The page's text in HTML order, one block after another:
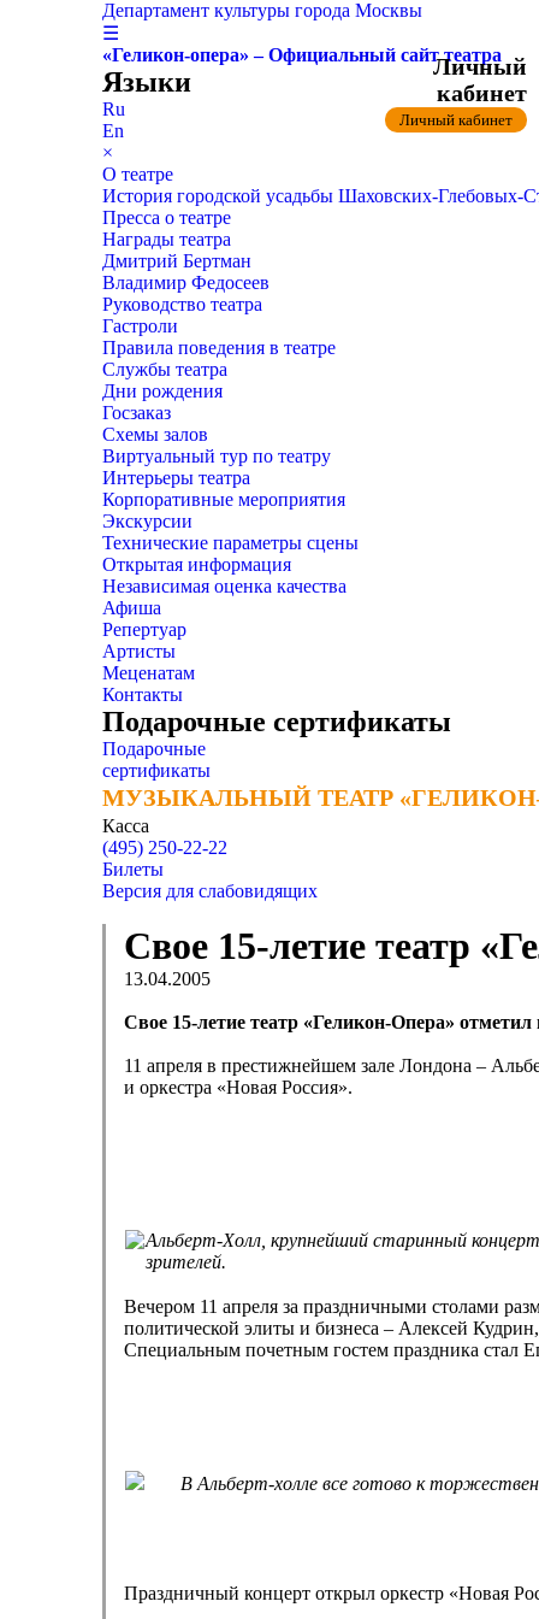
Департамент культуры города Москвы
☰
«Геликон-опера» – Официальный сайт театра
Языки
Ru
En
×
О театре
История городской усадьбы Шаховских-
Пресса о театре
Награды театра
Дмитрий Бертман
Владимир Федосеев
Руководство театра
Гастроли
Правила поведения в театре
Службы театра
Дни рождения
Госзаказ
Схемы залов
Виртуальный тур по театру
Интерьеры театра
Корпоративные мероприятия
Экскурсии
Технические параметры сцены
Открытая информация
Независимая оценка качества
Афиша
Репертуар
Артисты
Меценатам
Контакты
Подарочные сертификаты
Подарочные
сертификаты
МУЗЫКАЛЬНЫЙ ТЕАТР
МУЗЫКАЛЬНЫЙ ТЕАТР
Касса
(495) 250-22-22
Личный
кабинет
Личный кабинет
Билеты
Версия для слабовидящих
Свое 15-летие театр
13.04.2005
Свое 15-летие театр «Геликон-Опера»
11 апреля в престижнейшем зале Лондона –
и оркестра «Новая Россия».
Альберт-Холл, крупнейший старинный
зрителей.
Вечером 11 апреля за праздничными столами
политической элиты и бизнеса – Алексей
Специальным почетным гостем праздника стал
В Альберт-холле все готово к
Праздничный концерт открыл оркестр «Новая